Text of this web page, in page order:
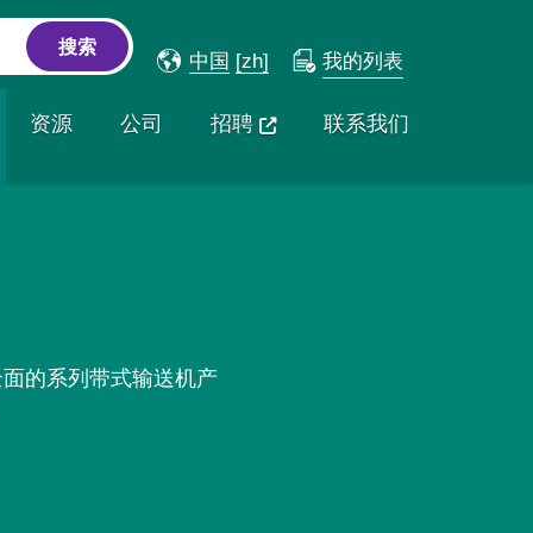
中国 [zh] 我的列表
资源 公司 招聘 联系我们
的系列带式输送机产